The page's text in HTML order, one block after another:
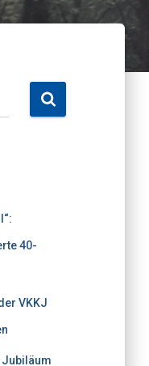
40-
VKKJ
Jubiläum